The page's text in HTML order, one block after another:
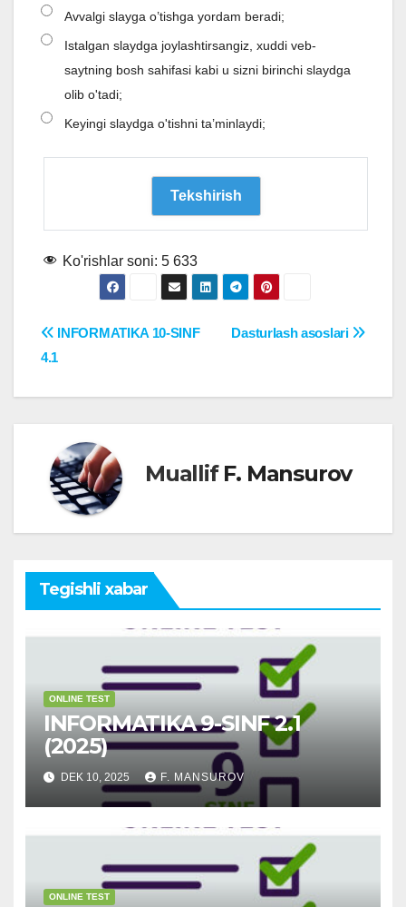
Avvalgi slayga o’tishga yordam beradi;
Istalgan slaydga joylashtirsangiz, xuddi veb-
saytning bosh sahifasi kabi u sizni birinchi slaydga
olib o'tadi;
Keyingi slaydga o'tishni ta’minlaydi;
Ko'rishlar soni: 5 633
Post
Dasturlash asoslari
INFORMATIKA 10-SINF
4.1
Muallif F. Mansurov
Tegishli xabar
ONLINE TEST
INFORMATIKA 9-SINF 2.1
(2025)
DEK 10, 2025 F. MANSUROV
ONLINE TEST